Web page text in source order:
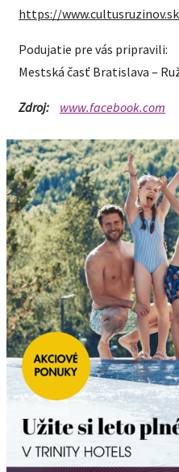
https://
Podujatie pre vás pripravili:
Mestská časť Bratislava –
Zdroj: www.facebook.com